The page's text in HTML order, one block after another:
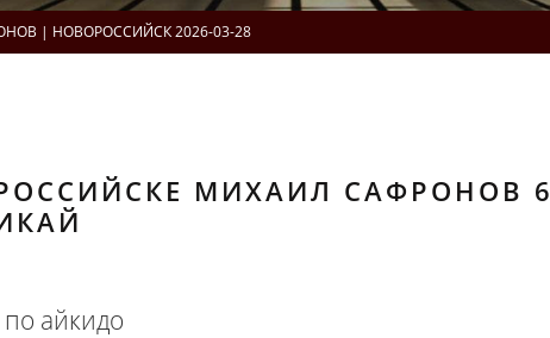
| НОВОРОССИЙСК 2026-03-28
МИХАИЛ САФРОНОВ 6
айкидо